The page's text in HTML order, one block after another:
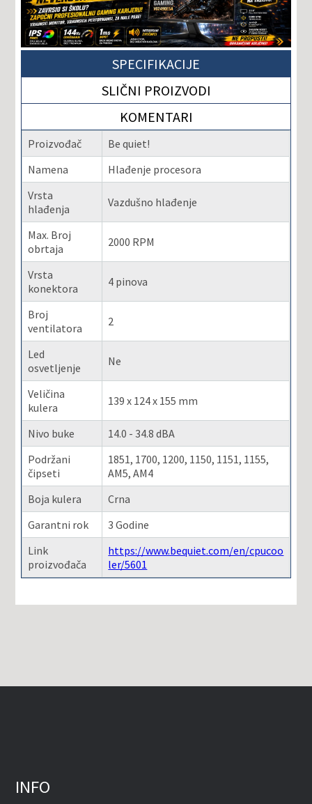
SPECIFIKACIJE
SLIČNI PROIZVODI
KOMENTARI
Proizvođač
Be quiet!
Namena
Hlađenje procesora
Vrsta
hlađenja
Vazdušno hlađenje
Max. Broj
obrtaja
2000 RPM
Vrsta
konektora
4 pinova
Broj
ventilatora
2
Led
osvetljenje
Ne
Veličina
kulera
139 x 124 x 155 mm
Nivo buke
14.0 - 34.8 dBA
Podržani
čipseti
1851, 1700, 1200, 1150, 1151, 1155,
AM5, AM4
Boja kulera
Crna
Garantni rok
3 Godine
Link
proizvođača
https://www.bequiet.com/en/cpucoo
ler/5601
INFO